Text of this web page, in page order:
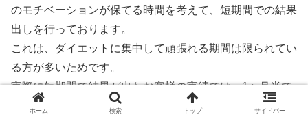
のモチベーションが保てる時間を考えて、短期間での結果
出しを行っております。
これは、ダイエットに集中して頑張れる期間は限られてい
る方が多いためです。
実際に短期間で結果が出たお客様の実績では、1ヶ月半で
太もも-5cmに成功された
例があります。
ホーム 検索 トップ サイドバー